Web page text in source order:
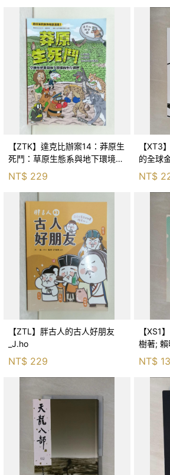
【ZTK】達克比辦案14：莽原生
死鬥：草原生態系與地下環境的
生存適應_柯智元
NT$ 229
【XT3
的全球
NT$
【ZTL】胖古人的古人好朋友
_J.ho
NT$ 229
【XS1
樹著;
NT$